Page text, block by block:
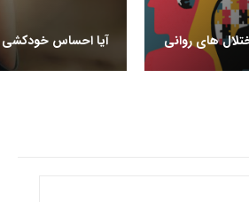
های روانی آیا احساس خودکشی